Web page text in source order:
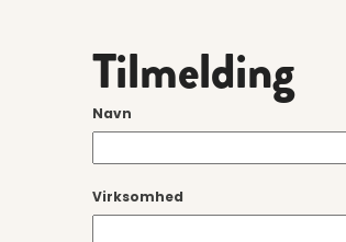
Tilmelding
Navn
Virksomhed